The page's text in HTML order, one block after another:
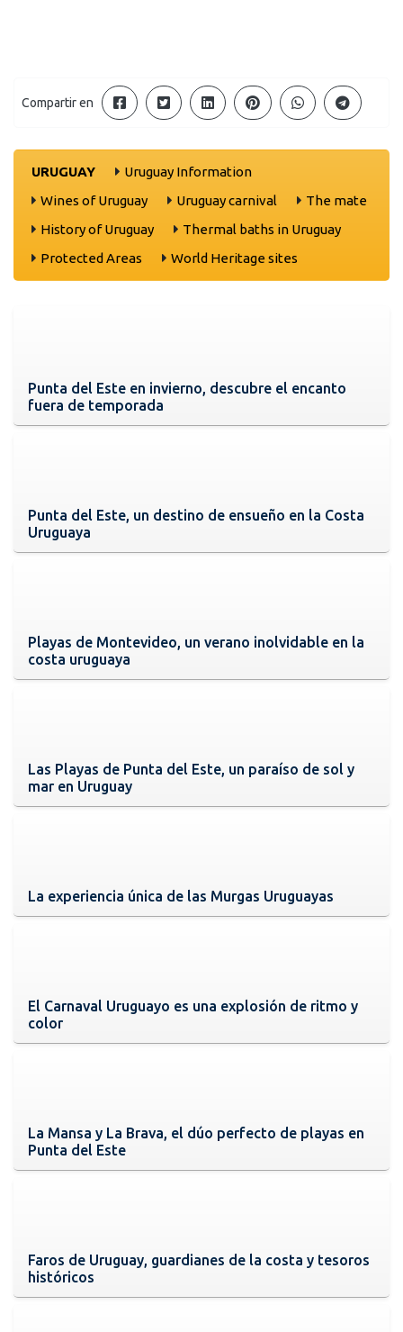
Compartir en
URUGUAY
Uruguay Information
Wines of Uruguay
Uruguay carnival
The mate
History of Uruguay
Thermal baths in Uruguay
Protected Areas
World Heritage sites
Punta del Este en invierno, descubre el encanto
fuera de temporada
Punta del Este, un destino de ensueño en la Costa
Uruguaya
Playas de Montevideo, un verano inolvidable en la
costa uruguaya
Las Playas de Punta del Este, un paraíso de sol y
mar en Uruguay
La experiencia única de las Murgas Uruguayas
El Carnaval Uruguayo es una explosión de ritmo y
color
La Mansa y La Brava, el dúo perfecto de playas en
Punta del Este
Faros de Uruguay, guardianes de la costa y tesoros
históricos